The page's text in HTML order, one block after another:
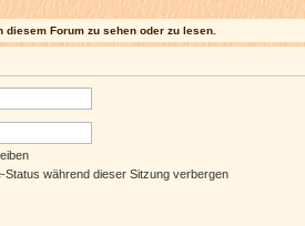
Forum zu sehen oder zu lesen.
Status während dieser Sitzung verbergen